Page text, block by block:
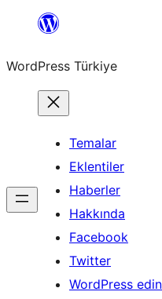
İçeriğe
WordPress Türkiye
Temalar
Eklentiler
Haberler
Hakkında
Facebook
Twitter
WordPress